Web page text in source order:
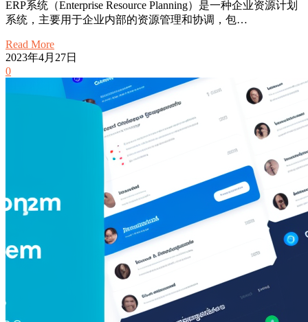
ERP系统（Enterprise Resource Planning）是一种企业资源计划
系统，主要用于企业内部的资源管理和协调，包…
Read More
2023年4月27日
0